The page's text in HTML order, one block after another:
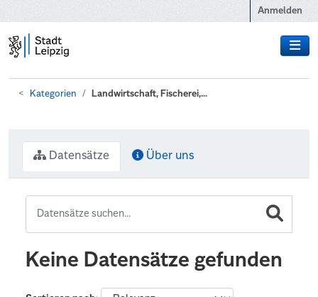
Anmelden
Kategorien Landwirtschaft, Fischerei,...
Datensätze Über uns
Keine Datensätze gefunden